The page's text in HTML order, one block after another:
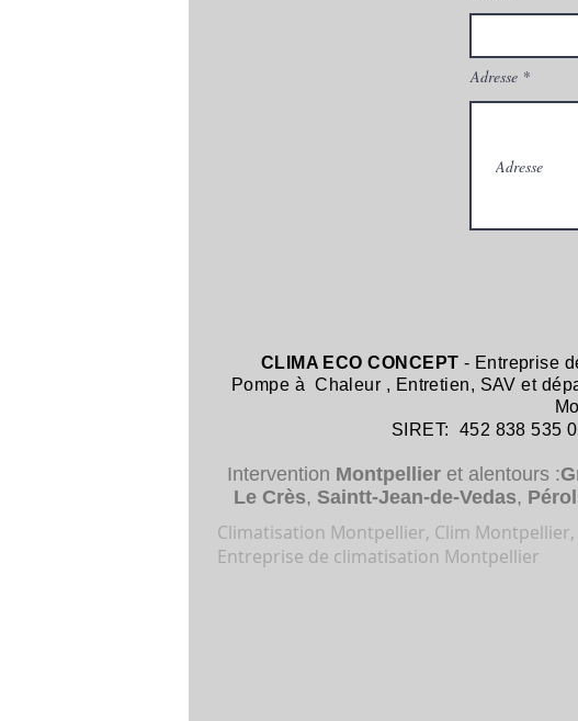
Adresse
CLIMA ECO CONCEPT - Entreprise
Pompe à Chaleur , Entretien, SAV et
SIRET: 452 838 535
Intervention Montpellieret alentours :
Le Crès, Saintt-Jean-de-Vedas,
Climatisation Montpellier, Clim
Entreprise de climatisation Montpellier